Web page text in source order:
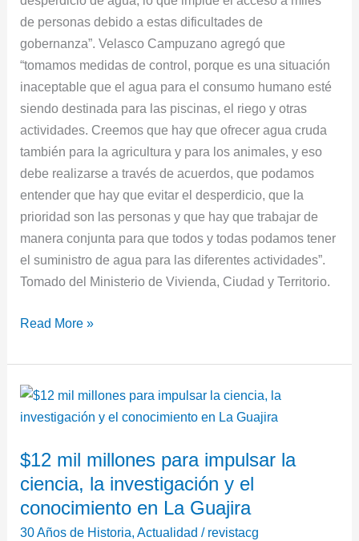
de personas debido a estas dificultades de
gobernanza”. Velasco Campuzano agregó que
“tomamos medidas de control, porque es una situación
inaceptable que el agua para el consumo humano esté
siendo destinada para las piscinas, el riego y otras
actividades. Creemos que hay que ofrecer agua cruda
también para la agricultura y para los animales, y eso
debe realizarse a través de acuerdos, que podamos
entender que hay que evitar el desperdicio, que la
prioridad son las personas y que hay que trabajar de
manera conjunta para que todos y todas podamos tener
el suministro de agua para las diferentes actividades”.
Tomado del Ministerio de Vivienda, Ciudad y Territorio.
Read More »
$12 mil millones para impulsar la
ciencia, la investigación y el
conocimiento en La Guajira
30 Años de Historia,Actualidad / revistacg
$12
mil
para
impulsar
la
ciencia,